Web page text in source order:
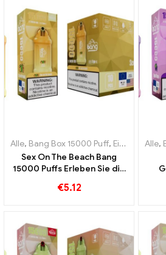
Alle, Bang Box 15000 Puff, Einweg-E-Zigaretten Schweden
Sex On The Beach Bang
15000 Puffs Erleben Sie die
exotischer Früchte
€5.12
Alle,